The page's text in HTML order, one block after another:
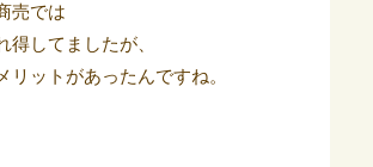
売では
得してましたが、
リットがあったんですね。